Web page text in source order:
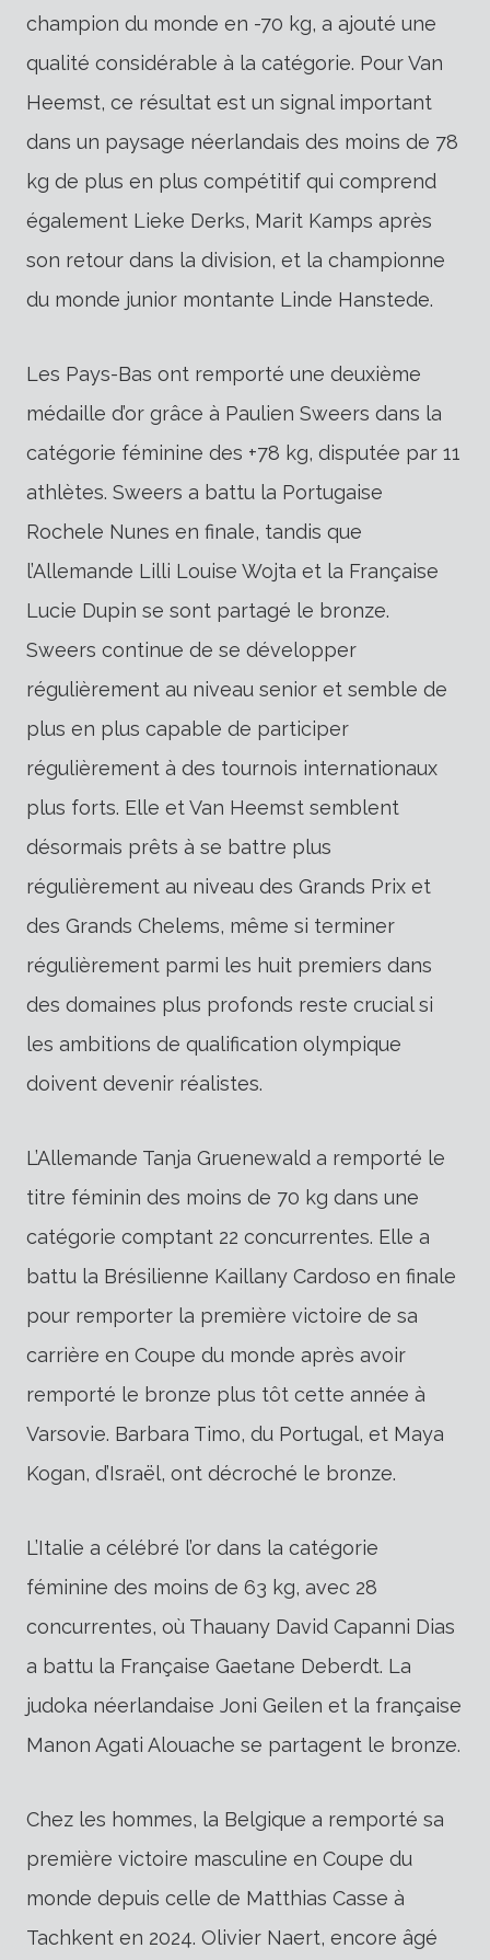
champion du monde en -70 kg, a ajouté une
qualité considérable à la catégorie. Pour Van
Heemst, ce résultat est un signal important
dans un paysage néerlandais des moins de 78
kg de plus en plus compétitif qui comprend
également Lieke Derks, Marit Kamps après
son retour dans la division, et la championne
du monde junior montante Linde Hanstede.
Les Pays-Bas ont remporté une deuxième
médaille d’or grâce à Paulien Sweers dans la
catégorie féminine des +78 kg, disputée par 11
athlètes. Sweers a battu la Portugaise
Rochele Nunes en finale, tandis que
l’Allemande Lilli Louise Wojta et la Française
Lucie Dupin se sont partagé le bronze.
Sweers continue de se développer
régulièrement au niveau senior et semble de
plus en plus capable de participer
régulièrement à des tournois internationaux
plus forts. Elle et Van Heemst semblent
désormais prêts à se battre plus
régulièrement au niveau des Grands Prix et
des Grands Chelems, même si terminer
régulièrement parmi les huit premiers dans
des domaines plus profonds reste crucial si
les ambitions de qualification olympique
doivent devenir réalistes.
L’Allemande Tanja Gruenewald a remporté le
titre féminin des moins de 70 kg dans une
catégorie comptant 22 concurrentes. Elle a
battu la Brésilienne Kaillany Cardoso en finale
pour remporter la première victoire de sa
carrière en Coupe du monde après avoir
remporté le bronze plus tôt cette année à
Varsovie. Barbara Timo, du Portugal, et Maya
Kogan, d’Israël, ont décroché le bronze.
L’Italie a célébré l’or dans la catégorie
féminine des moins de 63 kg, avec 28
concurrentes, où Thauany David Capanni Dias
a battu la Française Gaetane Deberdt. La
judoka néerlandaise Joni Geilen et la française
Manon Agati Alouache se partagent le bronze.
Chez les hommes, la Belgique a remporté sa
première victoire masculine en Coupe du
monde depuis celle de Matthias Casse à
Tachkent en 2024. Olivier Naert, encore âgé